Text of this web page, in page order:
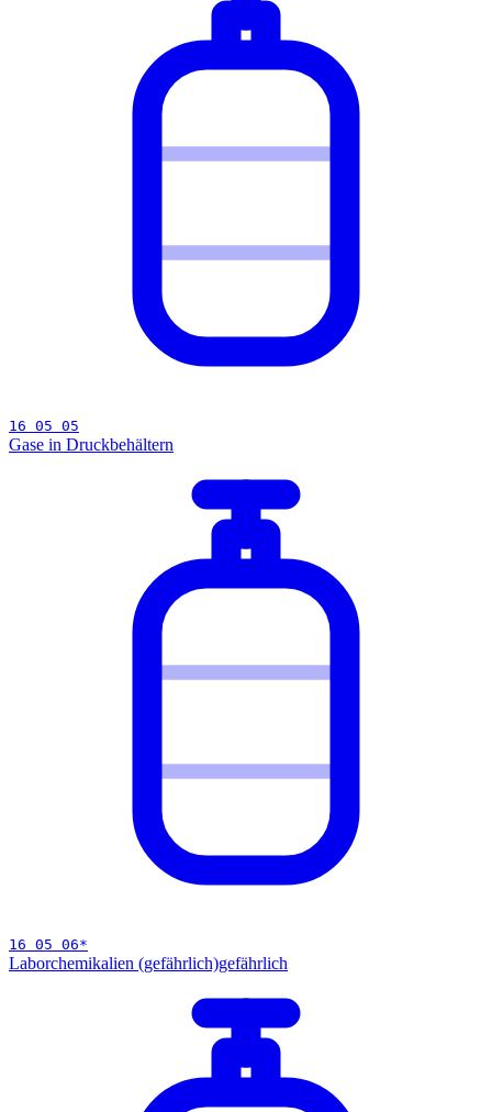
16 05 05
Gase in Druckbehältern
16 05 06*
Laborchemikalien (gefährlich)gefährlich